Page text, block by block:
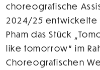
choreografische
2024/25 entwickelte
Pham das Stück
like tomorrow“ im
Choreografischen